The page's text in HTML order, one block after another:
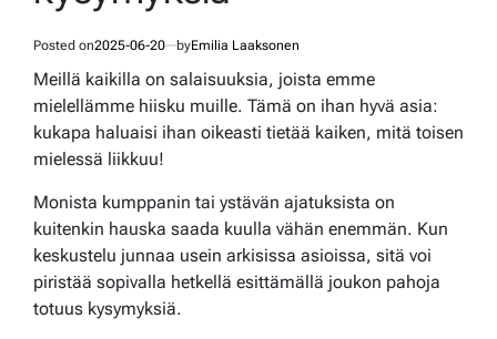
Posted on2025-06-20 byEmilia Laaksonen
Meillä kaikilla on salaisuuksia, joista emme
mielellämme hiisku muille. Tämä on ihan hyvä asia:
kukapa haluaisi ihan oikeasti tietää kaiken, mitä toisen
mielessä liikkuu!
Monista kumppanin tai ystävän ajatuksista on
kuitenkin hauska saada kuulla vähän enemmän. Kun
keskustelu junnaa usein arkisissa asioissa, sitä voi
piristää sopivalla hetkellä esittämällä joukon pahoja
totuus kysymyksiä.